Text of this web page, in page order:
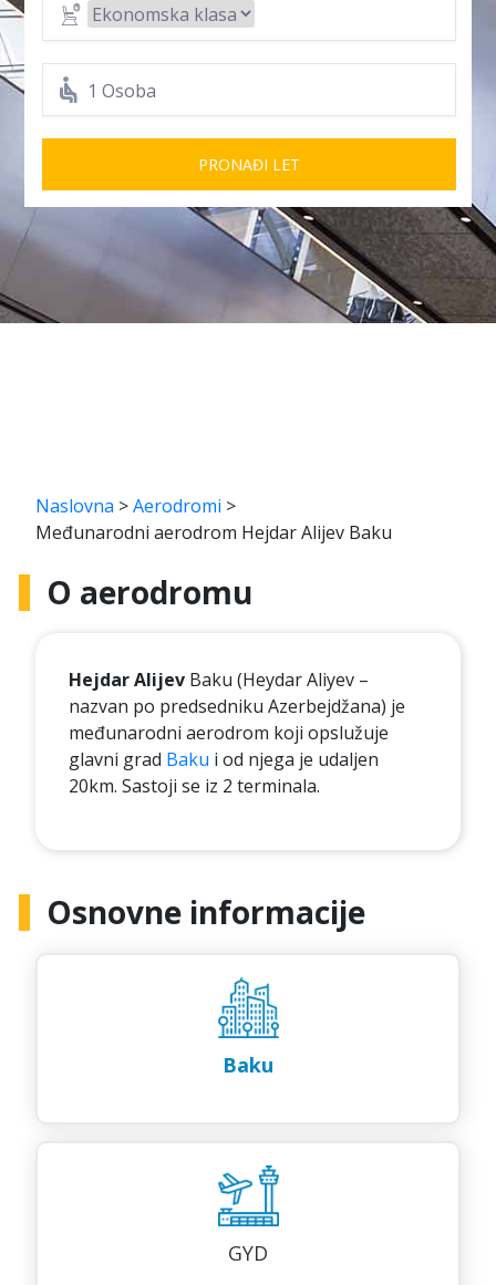
1 Osoba
PRONAĐI LET
Naslovna >Aerodromi >
Međunarodni aerodrom Hejdar Alijev Baku
O aerodromu
Hejdar Alijev Baku (Heydar Aliyev –
nazvan po predsedniku Azerbejdžana) je
međunarodni aerodrom koji opslužuje
glavni grad Baku i od njega je udaljen
20km. Sastoji se iz 2 terminala.
Osnovne informacije
Baku
GYD